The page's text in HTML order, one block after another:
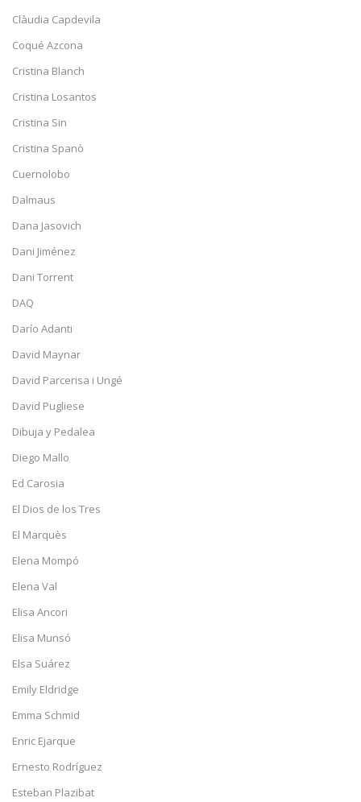
Clàudia Capdevila
Coqué Azcona
Cristina Blanch
Cristina Losantos
Cristina Sin
Cristina Spanò
Cuernolobo
Dalmaus
Dana Jasovich
Dani Jiménez
Dani Torrent
DAQ
Darío Adanti
David Maynar
David Parcerisa i Ungé
David Pugliese
Dibuja y Pedalea
Diego Mallo
Ed Carosia
El Dios de los Tres
El Marquès
Elena Mompó
Elena Val
Elisa Ancori
Elisa Munsó
Elsa Suárez
Emily Eldridge
Emma Schmid
Enric Ejarque
Ernesto Rodríguez
Esteban Plazibat